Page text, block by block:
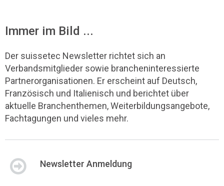
Immer im Bild ...
Der suissetec Newsletter richtet sich an
Verbandsmitglieder sowie brancheninteressierte
Partnerorganisationen. Er erscheint auf Deutsch,
Französisch und Italienisch und berichtet über
aktuelle Branchenthemen, Weiterbildungsangebote,
Fachtagungen und vieles mehr.
Newsletter Anmeldung